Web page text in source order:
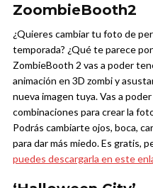
ZoombieBooth2
¿Quieres cambiar tu foto de
temporada? ¿Qué te parece
ZombieBooth 2 vas a poder
animación en 3D zombi y
nueva imagen tuya. Vas a
combinaciones para crear la
Podrás cambiarte ojos, boca,
para dar más miedo. Es gratis,
puedes descargarla en este